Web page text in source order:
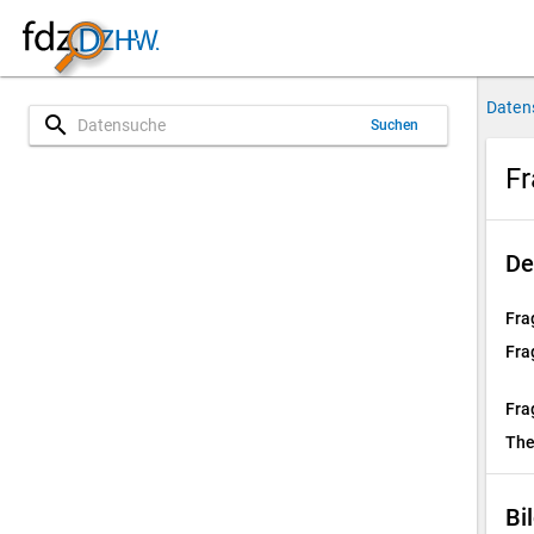
search Suchen